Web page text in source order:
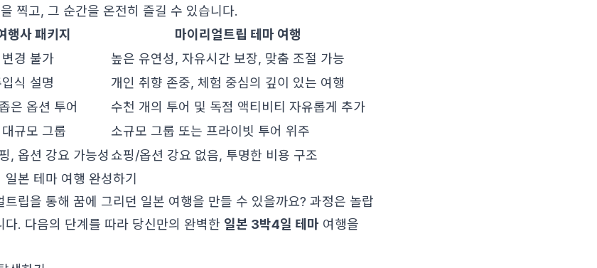
찍고, 그 순간을 온전히 즐길 수 있습니다.
행사 패키지
마이리얼트립 테마 여행
경 불가
높은 유연성, 자유시간 보장, 맞춤 조절 가능
식 설명
개인 취향 존중, 체험 중심의 깊이 있는 여행
은 옵션 투어
수천 개의 투어 및 독점 액티비티 자유롭게 추가
규모 그룹
소규모 그룹 또는 프라이빗 투어 위주
, 옵션 강요 가능성 쇼핑/옵션 강요 없음, 투명한 비용 구조
본 테마 여행 완성하기
트립을 통해 꿈에 그리던 일본 여행을 만들 수 있을까요? 과정은 놀랍
다. 다음의 단계를 따라 당신만의 완벽한 일본 3박4일 테마 여행을